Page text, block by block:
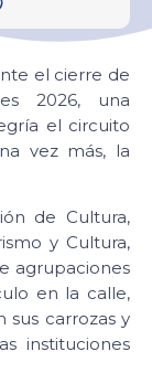
el cierre de
2026, una
el circuito
vez más, la
de Cultura,
y Cultura,
agrupaciones
en la calle,
sus carrozas y
instituciones